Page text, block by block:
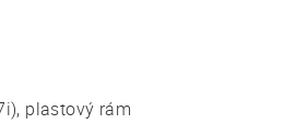
plastový rám